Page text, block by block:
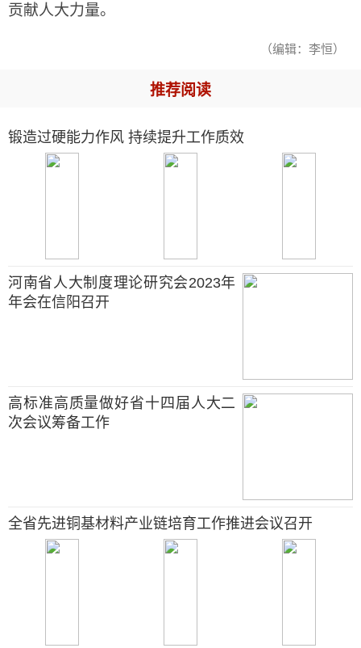
贡献人大力量。
（编辑：李恒）
推荐阅读
锻造过硬能力作风 持续提升工作质效
河南省人大制度理论研究会2023年
年会在信阳召开
高标准高质量做好省十四届人大二
次会议筹备工作
全省先进铜基材料产业链培育工作推进会议召开